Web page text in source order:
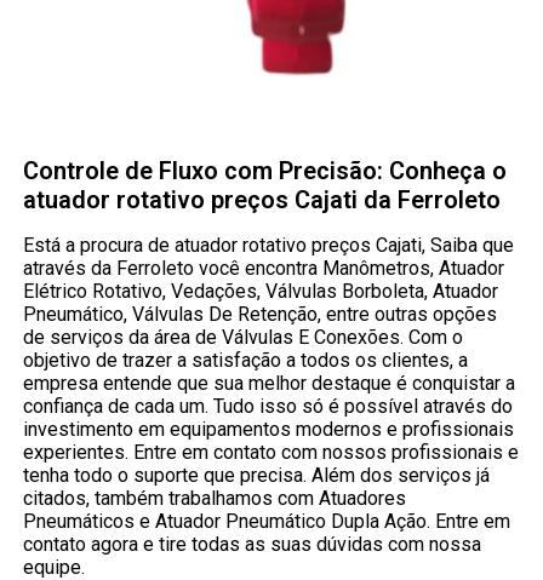
Controle de Fluxo com Precisão: Conheça o
atuador rotativo preços Cajati da Ferroleto
Está a procura de atuador rotativo preços Cajati, Saiba que
através da Ferroleto você encontra Manômetros, Atuador
Elétrico Rotativo, Vedações, Válvulas Borboleta, Atuador
Pneumático, Válvulas De Retenção, entre outras opções
de serviços da área de Válvulas E Conexões. Com o
objetivo de trazer a satisfação a todos os clientes, a
empresa entende que sua melhor destaque é conquistar a
confiança de cada um. Tudo isso só é possível através do
investimento em equipamentos modernos e profissionais
experientes. Entre em contato com nossos profissionais e
tenha todo o suporte que precisa. Além dos serviços já
citados, também trabalhamos com Atuadores
Pneumáticos e Atuador Pneumático Dupla Ação. Entre em
contato agora e tire todas as suas dúvidas com nossa
equipe.